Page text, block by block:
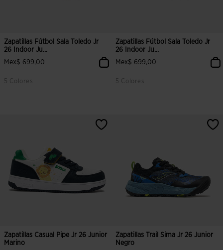
Zapatillas Fútbol Sala Toledo Jr
26 Indoor Ju...
Mex$ 699,00
5 Colores
5 sobre 5 de valoración de clientes
Zapatillas Fútbol Sala Toledo Jr
26 Indoor Ju...
Mex$ 699,00
5 Colores
3.5 sobre 5 de valoración de
Zapatillas Casual Pipe Jr 26 Junior
Marino
Zapatillas Trail Sima Jr 26 Junior
Negro